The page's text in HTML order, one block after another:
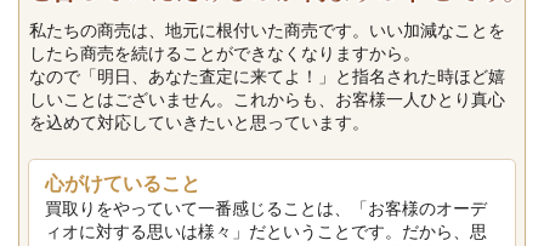
私たちの商売は、地元に根付いた商売です。いい加減なことを
したら商売を続けることができなくなりますから。
なので「明日、あなた査定に来てよ！」と指名された時ほど嬉
しいことはございません。これからも、お客様一人ひとり真心
を込めて対応していきたいと思っています。
心がけていること
買取りをやっていて一番感じることは、「お客様のオーデ
ィオに対する思いは様々」だということです。だから、思